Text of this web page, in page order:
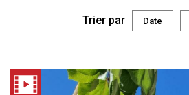
Trier par Date